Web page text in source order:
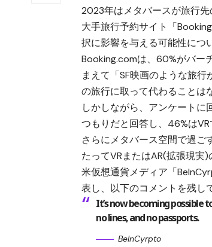
2023年はメタバースが旅行先
大手旅行予約サイト「
択に影響を与える可能性につ
Booking.comは、60%がバー
まえて「SF映画のような旅
の旅行に取って代わることは
しかしながら、アンケートに
つもりだと回答し、46%は
さらにメタバース空間で過ご
たってVRまたはAR(拡張現実)
米仮想通貨メディア「
表し、以下のコメントを残し
It’s now becoming possible
no lines, and no passports.
BeInCyrpto